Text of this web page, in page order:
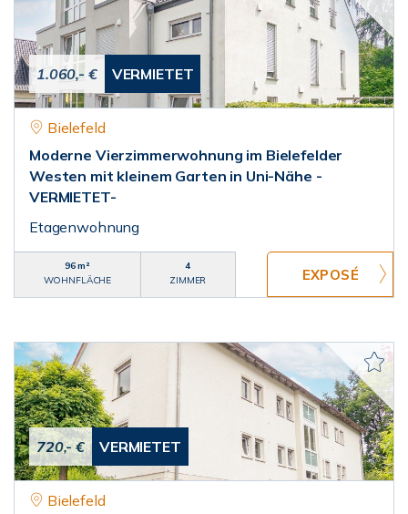
1.060,- € VERMIETET
Bielefeld
Moderne Vierzimmerwohnung im Bielefelder
Westen mit kleinem Garten in Uni-Nähe -
VERMIETET-
Etagenwohnung
96 m²
WOHNFLÄCHE
4
ZIMMER
720,- € VERMIETET
Bielefeld